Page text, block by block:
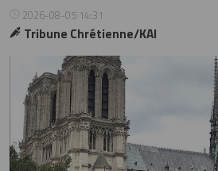
2026-08-05 14:31
Tribune Chrétienne/KAI